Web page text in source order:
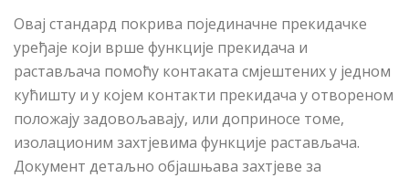
Овај стандард покрива појединачне прекидачке
уређаје који врше функције прекидача и
растављача помоћу контаката смјештених у једном
кућишту и у којем контакти прекидача у отвореном
положају задовољавају, или доприносе томе,
изолационим захтјевима функције растављача.
Документ детаљно објашњава захтјеве за